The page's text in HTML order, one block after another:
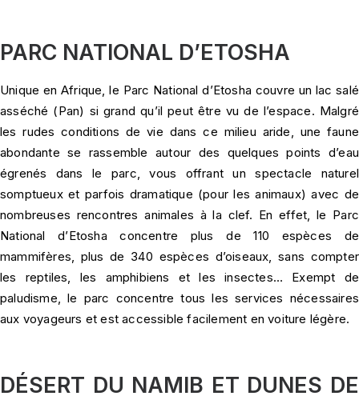
PARC NATIONAL D’ETOSHA
Unique en Afrique, le Parc National d’Etosha couvre un lac salé
asséché (Pan) si grand qu’il peut être vu de l’espace. Malgré
les rudes conditions de vie dans ce milieu aride, une faune
abondante se rassemble autour des quelques points d’eau
égrenés dans le parc, vous offrant un spectacle naturel
somptueux et parfois dramatique (pour les animaux) avec de
nombreuses rencontres animales à la clef. En effet, le Parc
National d’Etosha concentre plus de 110 espèces de
mammifères, plus de 340 espèces d’oiseaux, sans compter
les reptiles, les amphibiens et les insectes… Exempt de
paludisme, le parc concentre tous les services nécessaires
aux voyageurs et est accessible facilement en voiture légère.
DÉSERT DU NAMIB ET DUNES DE